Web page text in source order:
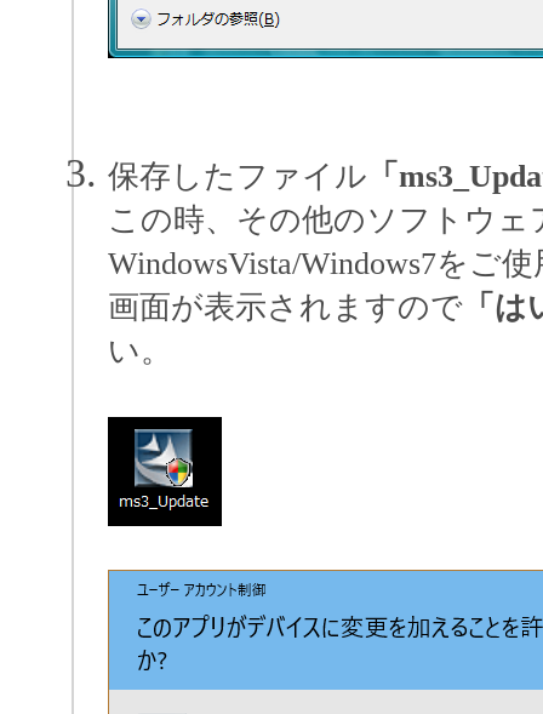
保存したファイル 「
この時、その他のソフトウ
WindowsVista/Windows7をご
画面が表示されますので 「
い。